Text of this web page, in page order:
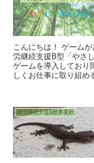
こんにちは！ ゲーム
労継続支援B型「やさ
ゲームを導入しており
しくお仕事に取り組め
就労継続支援B型事業所